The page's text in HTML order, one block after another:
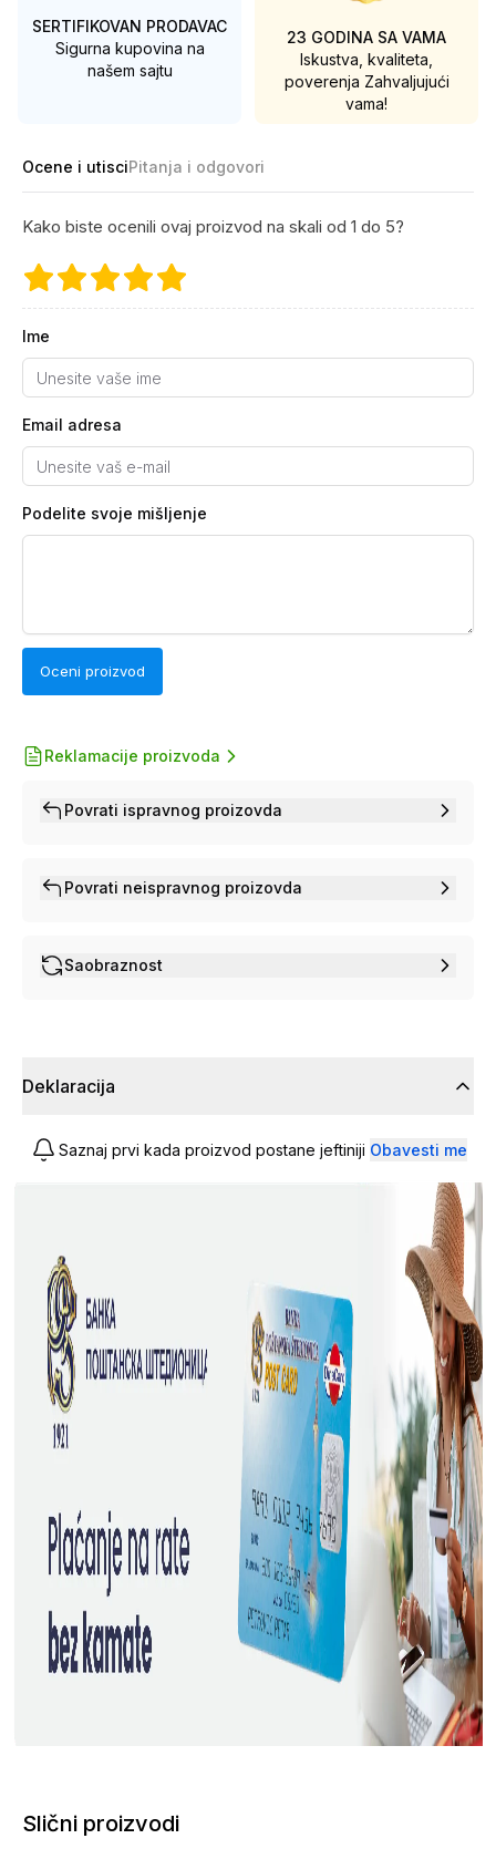
SERTIFIKOVAN PRODAVAC
Sigurna kupovina na
našem sajtu
23 GODINA SA VAMA
Iskustva, kvaliteta,
poverenja Zahvaljujući
vama!
Ocene i utisciPitanja i odgovori
Kako biste ocenili ovaj proizvod na skali od 1 do 5?
Ime
Email adresa
Podelite svoje mišljenje
Oceni proizvod
Reklamacije proizvoda
Povrati ispravnog proizovda
Povrati neispravnog proizovda
Saobraznost
Deklaracija
Saznaj prvi kada proizvod postane jeftiniji Obavesti me
Slični proizvodi